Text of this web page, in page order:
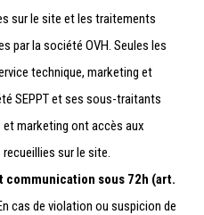
sur le site et les traitements
par la société OVH. Seules les
technique, marketing et
SEPPT et ses sous-traitants
marketing ont accès aux
sur le site.
communication sous 72h (art.
cas de violation ou suspicion de